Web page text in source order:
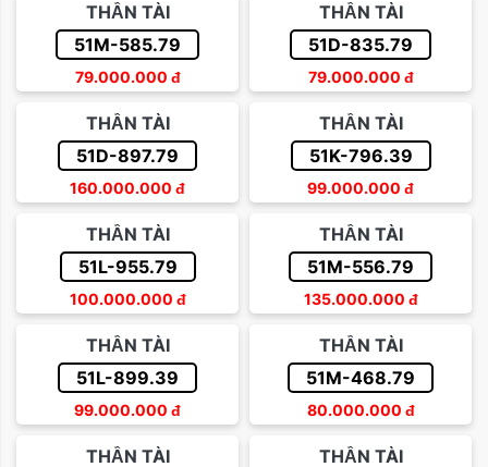
THẦN TÀI
51M-585.79
79.000.000 đ
THẦN TÀI
51D-835.79
79.000.000 đ
THẦN TÀI
51D-897.79
160.000.000 đ
THẦN TÀI
51K-796.39
99.000.000 đ
THẦN TÀI
51L-955.79
100.000.000 đ
THẦN TÀI
51M-556.79
135.000.000 đ
THẦN TÀI
51L-899.39
99.000.000 đ
THẦN TÀI
51M-468.79
80.000.000 đ
THẦN TÀI
THẦN TÀI